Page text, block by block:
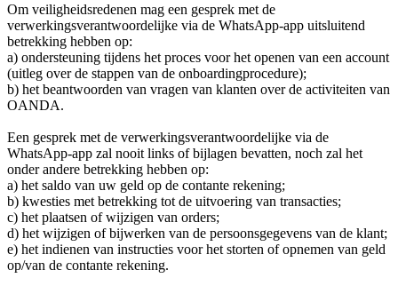
Om veiligheidsredenen mag een gesprek met de
verwerkingsverantwoordelijke via de WhatsApp-app uitsluitend
betrekking hebben op:
a) ondersteuning tijdens het proces voor het openen van een account
(uitleg over de stappen van de onboardingprocedure);
b) het beantwoorden van vragen van klanten over de activiteiten van
OANDA.
Een gesprek met de verwerkingsverantwoordelijke via de
WhatsApp-app zal nooit links of bijlagen bevatten, noch zal het
onder andere betrekking hebben op:
a) het saldo van uw geld op de contante rekening;
b) kwesties met betrekking tot de uitvoering van transacties;
c) het plaatsen of wijzigen van orders;
d) het wijzigen of bijwerken van de persoonsgegevens van de klant;
e) het indienen van instructies voor het storten of opnemen van geld
op/van de contante rekening.